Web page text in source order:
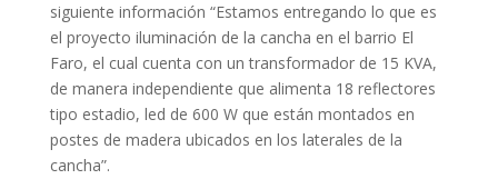
siguiente información “Estamos entregando lo que es
el proyecto iluminación de la cancha en el barrio El
Faro, el cual cuenta con un transformador de 15 KVA,
de manera independiente que alimenta 18 reflectores
tipo estadio, led de 600 W que están montados en
postes de madera ubicados en los laterales de la
cancha”.